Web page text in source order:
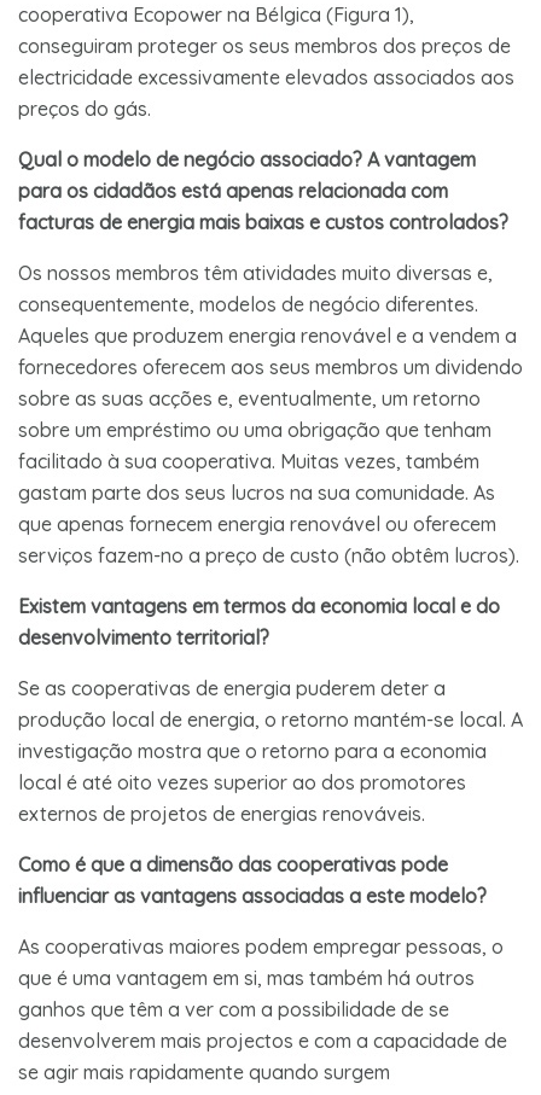
cooperativa Ecopower na Bélgica (Figura 1),
conseguiram proteger os seus membros dos preços de
electricidade excessivamente elevados associados aos
preços do gás.
Qual o modelo de negócio associado? A vantagem
para os cidadãos está apenas relacionada com
facturas de energia mais baixas e custos controlados?
Os nossos membros têm atividades muito diversas e,
consequentemente, modelos de negócio diferentes.
Aqueles que produzem energia renovável e a vendem a
fornecedores oferecem aos seus membros um dividendo
sobre as suas acções e, eventualmente, um retorno
sobre um empréstimo ou uma obrigação que tenham
facilitado à sua cooperativa. Muitas vezes, também
gastam parte dos seus lucros na sua comunidade. As
que apenas fornecem energia renovável ou oferecem
serviços fazem-no a preço de custo (não obtêm lucros).
Existem vantagens em termos da economia local e do
desenvolvimento territorial?
Se as cooperativas de energia puderem deter a
produção local de energia, o retorno mantém-se local. A
investigação mostra que o retorno para a economia
local é até oito vezes superior ao dos promotores
externos de projetos de energias renováveis.
Como é que a dimensão das cooperativas pode
influenciar as vantagens associadas a este modelo?
As cooperativas maiores podem empregar pessoas, o
que é uma vantagem em si, mas também há outros
ganhos que têm a ver com a possibilidade de se
desenvolverem mais projectos e com a capacidade de
se agir mais rapidamente quando surgem